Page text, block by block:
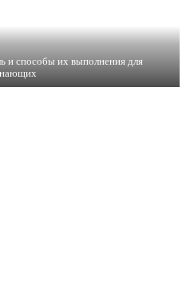
и способы их выполнения для